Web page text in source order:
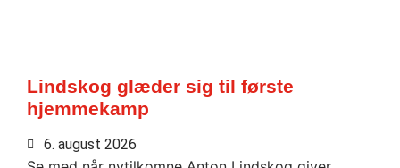
Lindskog glæder sig til første
hjemmekamp
6. august 2026